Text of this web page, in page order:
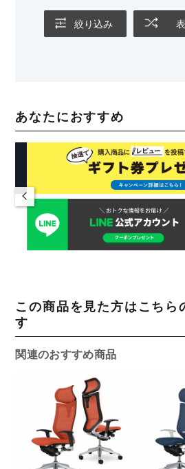
絞り込み
あなたにおすすめ
この商品を見た方はこちら
す
関連のおすすめ商品